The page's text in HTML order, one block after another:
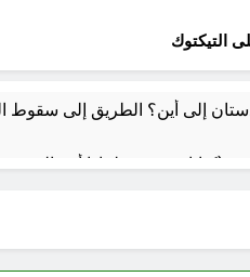
التيكتوك
إلى أين؟ الطريق إلى سقوط
كتابات رد عن لماذا أخذ الحسين معه النساء والأطفال الى كربلاء؟ (ح 5)
مشروع إنساني .. بدأ بكرتونة أدوية مجانية وانتهى بـ”صيدليات”خيرية !